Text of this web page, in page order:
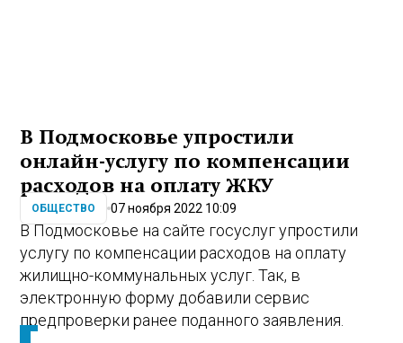
В Подмосковье упростили
онлайн-услугу по компенсации
расходов на оплату ЖКУ
ОБЩЕСТВО 07 ноября 2022 10:09
В Подмосковье на сайте госуслуг упростили
услугу по компенсации расходов на оплату
жилищно-коммунальных услуг. Так, в
электронную форму добавили сервис
предпроверки ранее поданного заявления.